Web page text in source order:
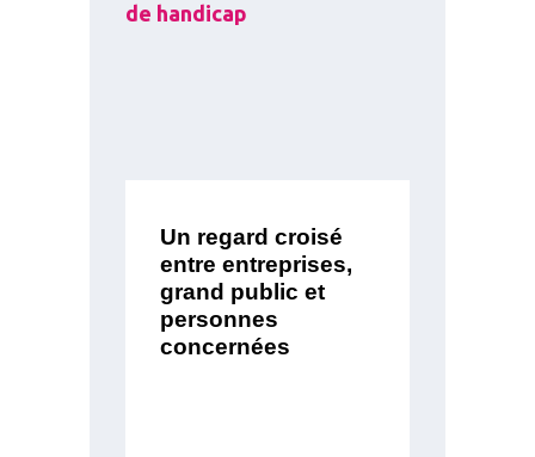
de handicap
Un regard croisé
entre entreprises,
grand public et
personnes
concernées